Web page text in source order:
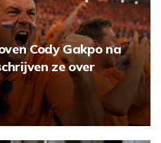
Cody Gakpo na
ze over